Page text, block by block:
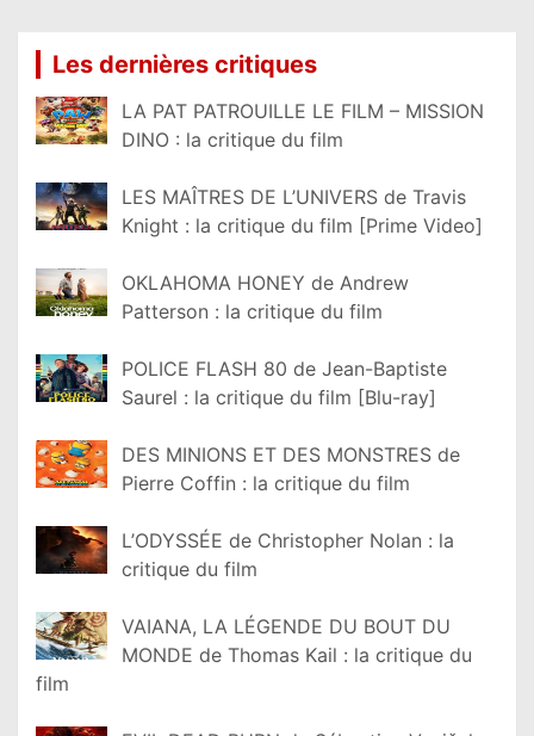
Les dernières critiques
LA PAT PATROUILLE LE FILM – MISSION
DINO : la critique du film
LES MAÎTRES DE L’UNIVERS de Travis
Knight : la critique du film [Prime Video]
OKLAHOMA HONEY de Andrew
Patterson : la critique du film
POLICE FLASH 80 de Jean-Baptiste
Saurel : la critique du film [Blu-ray]
DES MINIONS ET DES MONSTRES de
Pierre Coffin : la critique du film
L’ODYSSÉE de Christopher Nolan : la
critique du film
VAIANA, LA LÉGENDE DU BOUT DU
MONDE de Thomas Kail : la critique du
film